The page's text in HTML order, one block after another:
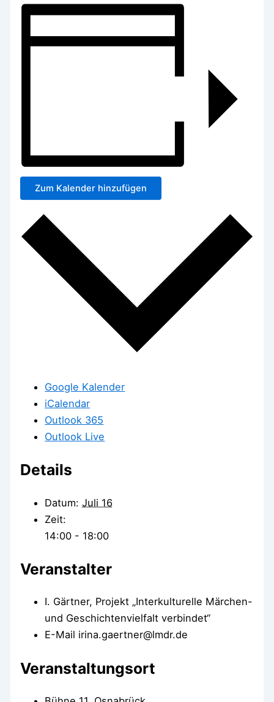
Zum Kalender hinzufügen
Google Kalender
iCalendar
Outlook 365
Outlook Live
Details
Datum: Juli 16
Zeit:
14:00 - 18:00
Veranstalter
I. Gärtner, Projekt „Interkulturelle Märchen-
und Geschichtenvielfalt verbindet“
E-Mail irina.gaertner@lmdr.de
Veranstaltungsort